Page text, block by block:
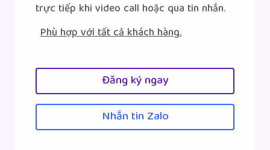
trực tiếp khi video call hoặc qua tin nhắn.
Phù hợp với tất cả khách hàng.
Đăng ký ngay
Nhắn tin Zalo